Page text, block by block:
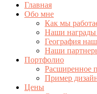
Главная
Обо мне
Как мы
Наши награды
География
Наши
Портфолио
Расширенное
Пример
Цены